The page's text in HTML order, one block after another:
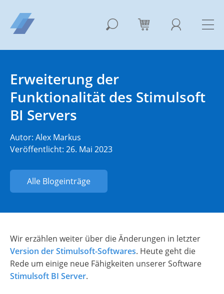
Erweiterung der
Funktionalität des Stimulsoft
BI Servers
Autor: Alex Markus
Veröffentlicht: 26. Mai 2023
Alle Blogeinträge
Wir erzählen weiter über die Änderungen in letzter
Version der Stimulsoft-Softwares. Heute geht die
Rede um einige neue Fähigkeiten unserer Software
Stimulsoft BI Server.